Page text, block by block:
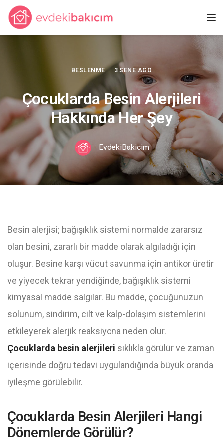
BESLENME 3 SENE AGO
Çocuklarda Besin Alerjileri
Hakkında Her Şey
EvdekiBakicim
Besin alerjisi; bağışıklık sistemi normalde zararsız
olan besini, zararlı bir madde olarak algıladığı için
oluşur. Besine karşı vücut savunma için antikor üretir
ve yiyecek tekrar yendiğinde, bağışıklık sistemi
kimyasal madde salgılar. Bu madde, çocuğunuzun
solunum, sindirim, cilt ve kalp-dolaşım sistemlerini
etkileyerek alerjik reaksiyona neden olur.
Çocuklarda besin alerjileri sıklıkla görülür ve zaman
içerisinde doğru tedavi uygulandığında büyük oranda
iyileşme görülebilir.
Çocuklarda Besin Alerjileri Hangi
Dönemlerde Görülür?